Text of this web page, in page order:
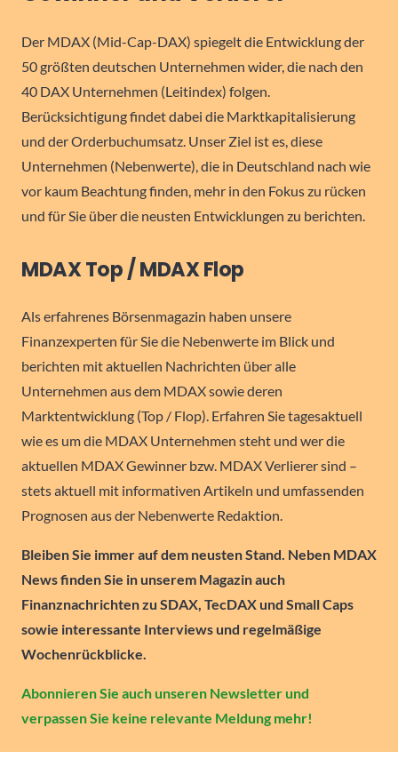
Der MDAX (Mid-Cap-DAX) spiegelt die Entwicklung der
50 größten deutschen Unternehmen wider, die nach den
40 DAX Unternehmen (Leitindex) folgen.
Berücksichtigung findet dabei die Marktkapitalisierung
und der Orderbuchumsatz. Unser Ziel ist es, diese
Unternehmen (Nebenwerte), die in Deutschland nach wie
vor kaum Beachtung finden, mehr in den Fokus zu rücken
und für Sie über die neusten Entwicklungen zu berichten.
MDAX Top / MDAX Flop
Als erfahrenes Börsenmagazin haben unsere
Finanzexperten für Sie die Nebenwerte im Blick und
berichten mit aktuellen Nachrichten über alle
Unternehmen aus dem MDAX sowie deren
Marktentwicklung (Top / Flop). Erfahren Sie tagesaktuell
wie es um die MDAX Unternehmen steht und wer die
aktuellen MDAX Gewinner bzw. MDAX Verlierer sind –
stets aktuell mit informativen Artikeln und umfassenden
Prognosen aus der Nebenwerte Redaktion.
Bleiben Sie immer auf dem neusten Stand. Neben MDAX
News finden Sie in unserem Magazin auch
Finanznachrichten zu SDAX, TecDAX und Small Caps
sowie interessante Interviews und regelmäßige
Wochenrückblicke.
Abonnieren Sie auch unseren Newsletter und
verpassen Sie keine relevante Meldung mehr!